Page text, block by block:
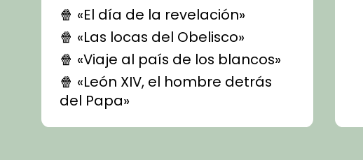
🍿 «El día de la revelación»
🍿 «Las locas del Obelisco»
🍿 «Viaje al país de los blancos»
🍿 «León XIV, el hombre detrás
del Papa»
🍿 «Las ovejas detectives»